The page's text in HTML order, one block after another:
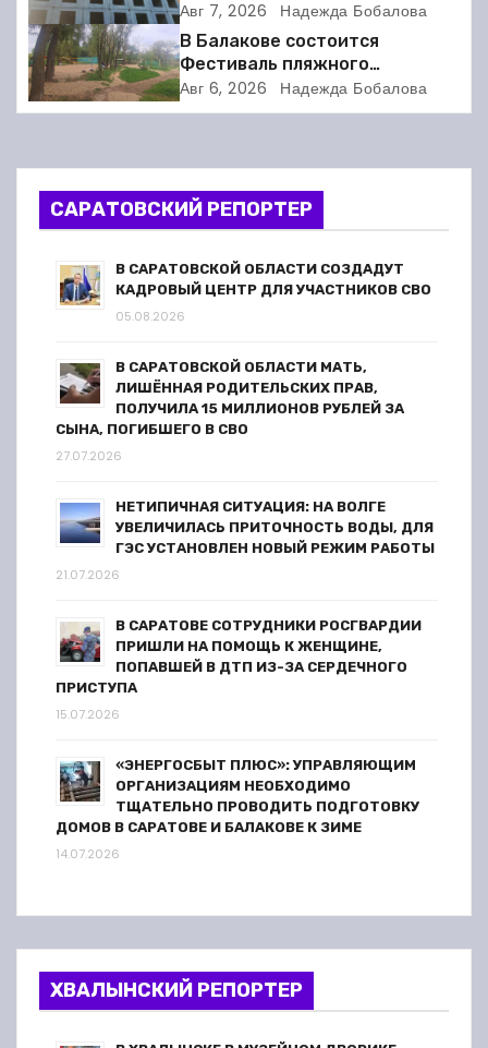
и
я
о
з
Балакове и нашла множество
нарушений
Авг 7, 2026 Надежда Бобалова
В Балакове состоится
Фестиваль пляжного
волейбола
Авг 6, 2026 Надежда Бобалова
САРАТОВСКИЙ РЕПОРТЕР
В САРАТОВСКОЙ ОБЛАСТИ СОЗДАДУТ
КАДРОВЫЙ ЦЕНТР ДЛЯ УЧАСТНИКОВ СВО
05.08.2026
В САРАТОВСКОЙ ОБЛАСТИ МАТЬ,
ЛИШЁННАЯ РОДИТЕЛЬСКИХ ПРАВ,
ПОЛУЧИЛА 15 МИЛЛИОНОВ РУБЛЕЙ ЗА
СЫНА, ПОГИБШЕГО В СВО
27.07.2026
НЕТИПИЧНАЯ СИТУАЦИЯ: НА ВОЛГЕ
УВЕЛИЧИЛАСЬ ПРИТОЧНОСТЬ ВОДЫ, ДЛЯ
ГЭС УСТАНОВЛЕН НОВЫЙ РЕЖИМ РАБОТЫ
21.07.2026
В САРАТОВЕ СОТРУДНИКИ РОСГВАРДИИ
ПРИШЛИ НА ПОМОЩЬ К ЖЕНЩИНЕ,
ПОПАВШЕЙ В ДТП ИЗ-ЗА СЕРДЕЧНОГО
ПРИСТУПА
15.07.2026
«ЭНЕРГОСБЫТ ПЛЮС»: УПРАВЛЯЮЩИМ
ОРГАНИЗАЦИЯМ НЕОБХОДИМО
ТЩАТЕЛЬНО ПРОВОДИТЬ ПОДГОТОВКУ
ДОМОВ В САРАТОВЕ И БАЛАКОВЕ К ЗИМЕ
14.07.2026
ХВАЛЫНСКИЙ РЕПОРТЕР